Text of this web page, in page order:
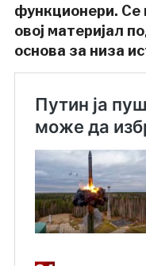
функционери. Се
овој материјал
основа за низа